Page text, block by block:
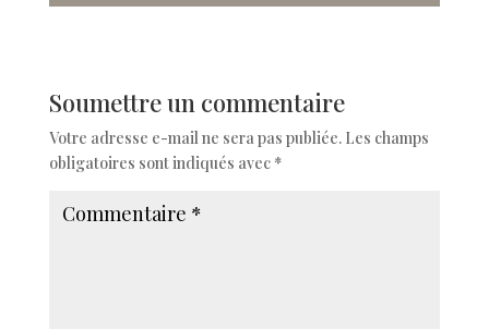
Soumettre un commentaire
Votre adresse e-mail ne sera pas publiée. Les champs
obligatoires sont indiqués avec *